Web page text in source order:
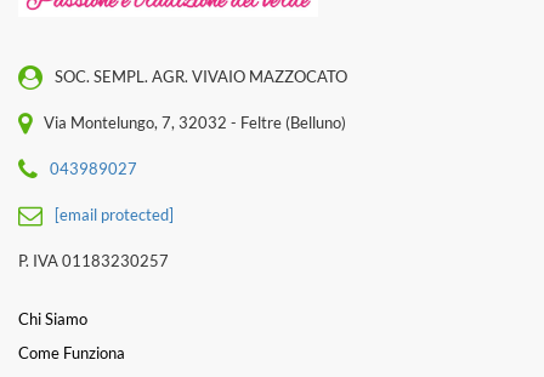
SOC. SEMPL. AGR. VIVAIO MAZZOCATO
Via Montelungo, 7, 32032 - Feltre (Belluno)
043989027
[email protected]
P. IVA 01183230257
Chi Siamo
Come Funziona